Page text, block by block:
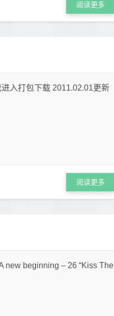
阅读更多
入打包下载 2011.02.01更新
阅读更多
beginning – 26 “Kiss The